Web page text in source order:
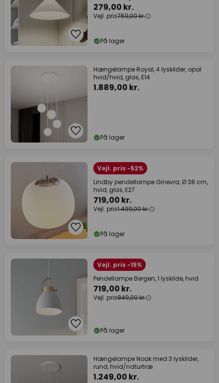
279,00 kr.
Vejl. pris759,00 kr.
På lager
Hængelampe Royal, 4 lyskilder, opal
hvid/hvid, glas, E14
1.889,00 kr.
På lager
Vejl. pris -52%
Lindby pendellampe Ginevra, Ø 38 cm,
hvid, glas, E27
719,00 kr.
Vejl. pris1.499,00 kr.
På lager
Vejl. pris -15%
Pendellampe Bergen, 1 lyskilde, hvid
719,00 kr.
Vejl. pris849,00 kr.
På lager
Hængelampe Noak med 3 lyskilder,
rund, hvid/naturtræ
1.249,00 kr.